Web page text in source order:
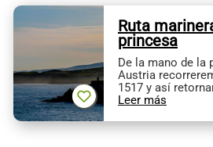
Ruta
princesa
De la mano de la
Austria
1517 y así
Leer más